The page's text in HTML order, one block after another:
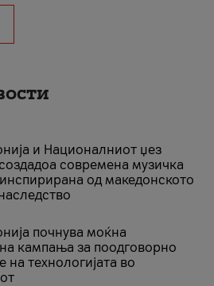
и Националниот џез
современа музичка
од македонското
почнува моќна
кампања за поодговорно
на технологијата во